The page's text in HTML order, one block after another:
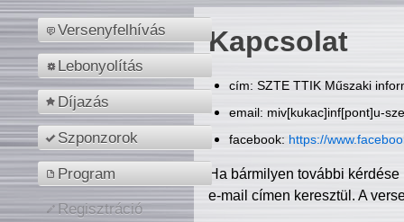
Versenyfelhívás
Lebonyolítás
Díjazás
Szponzorok
Program
Regisztráció
Kapcsolat
cím: SZTE TTIK Műszaki
email: miv[kukac]inf[pont]u-
facebook: https://
Ha bármilyen további
e-mail címen keresztül. A